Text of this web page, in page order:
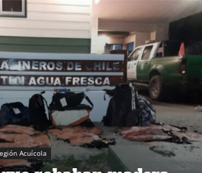
Acuícola